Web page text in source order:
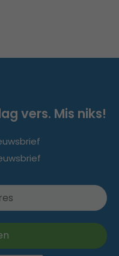
vers. Mis niks!